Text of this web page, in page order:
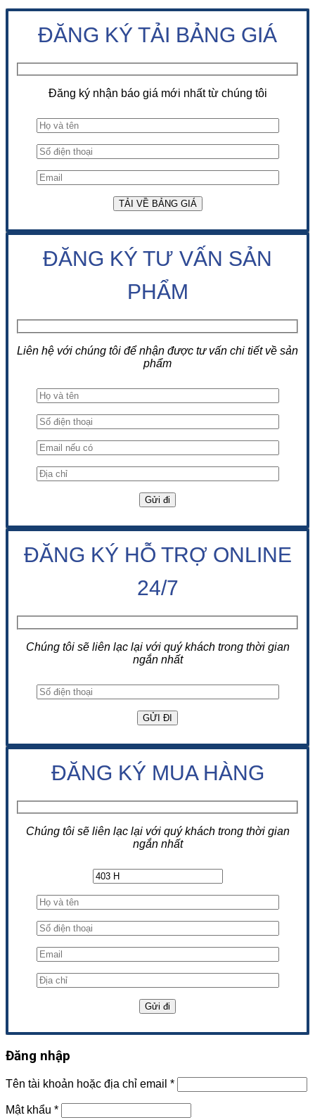
ĐĂNG KÝ TẢI BẢNG GIÁ
Đăng ký nhận báo giá mới nhất từ chúng tôi
ĐĂNG KÝ TƯ VẤN SẢN
PHẨM
Liên hệ với chúng tôi để nhận được tư vấn chi tiết về sản
phẩm
ĐĂNG KÝ HỖ TRỢ ONLINE
24/7
Chúng tôi sẽ liên lạc lại với quý khách trong thời gian
ngắn nhất
ĐĂNG KÝ MUA HÀNG
Chúng tôi sẽ liên lạc lại với quý khách trong thời gian
ngắn nhất
Đăng nhập
Tên tài khoản hoặc địa chỉ email *
Mật khẩu *